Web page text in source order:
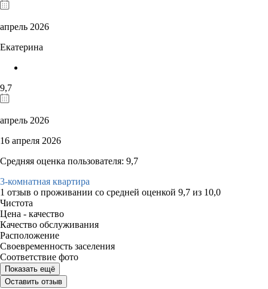
апрель 2026
Екатерина
9,7
апрель 2026
16 апреля 2026
Средняя оценка пользователя: 9,7
3-комнатная квартира
1 отзыв о проживании со средней оценкой 9,7 из 10,0
Чистота
Цена - качество
Качество обслуживания
Расположение
Своевременность заселения
Соответствие фото
Показать ещё
Оставить отзыв